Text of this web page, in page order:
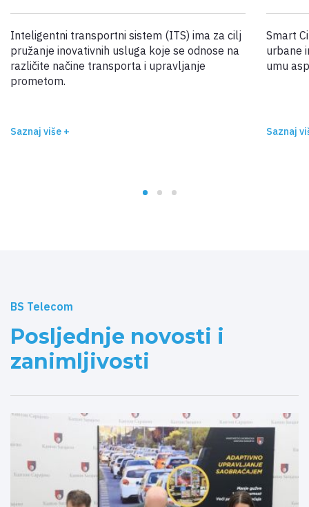
Inteligentni transportni sistem (ITS) ima za cilj
pružanje inovativnih usluga koje se odnose na
različite načine transporta i upravljanje
prometom.
Saznaj više +
Smart
urbane
umu
Saznaj
BS Telecom
Posljednje novosti i
zanimljivosti